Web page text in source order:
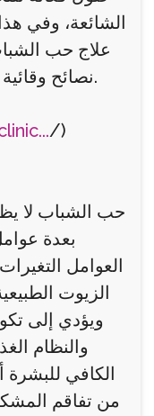
الشائعة، وفي
علاج حب
نصائح وقائية وعلاجية مناسبة لجميع الحالات.
/)
حب الشباب لا
بعدة
العوامل
الزيوت
ويؤدي إلى
والنظام
الكافي للبشرة
من تفاقم